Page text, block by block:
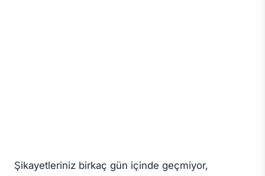
Şikayetleriniz birkaç gün içinde geçmiyor,